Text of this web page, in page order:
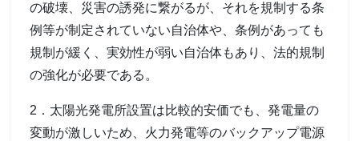
の破壊、災害の誘発に繋がるが、それを規制する条
例等が制定されていない自治体や、条例があっても
規制が緩く、実効性が弱い自治体もあり、法的規制
の強化が必要である。
2．太陽光発電所設置は比較的安価でも、発電量の
変動が激しいため、火力発電等のバックアップ電源